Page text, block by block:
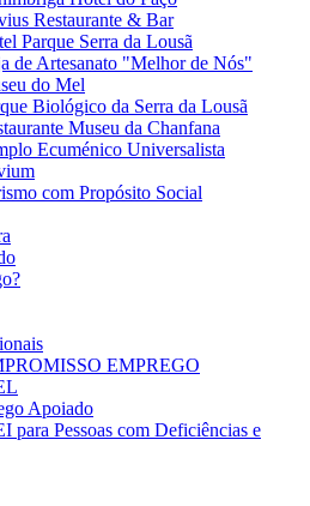
Restaurante & Bar
Parque Serra da Lousã
de Artesanato "Melhor de Nós"
do Mel
Biológico da Serra da Lousã
Museu da Chanfana
Ecuménico Universalista
com Propósito Social
EMPREGO
Apoiado
para Pessoas com Deficiências e